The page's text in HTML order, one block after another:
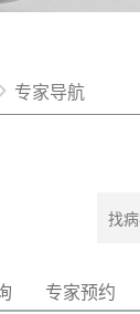
专家导航
专家预约